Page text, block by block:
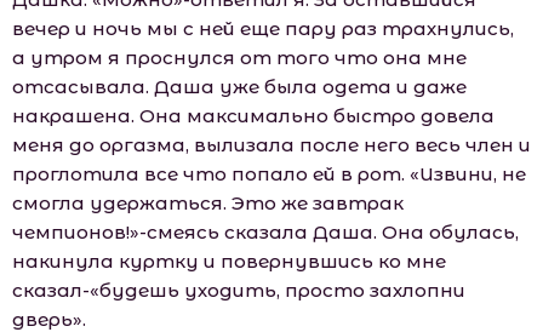
вечер и ночь мы с ней еще пару раз трахнулись,
а утром я проснулся от того что она мне
отсасывала. Даша уже была одета и даже
накрашена. Она максимально быстро довела
меня до оргазма, вылизала после него весь член и
проглотила все что попало ей в рот. «Извини, не
смогла удержаться. Это же завтрак
чемпионов!»-смеясь сказала Даша. Она обулась,
накинула куртку и повернувшись ко мне
сказал-«будешь уходить, просто захлопни
дверь».